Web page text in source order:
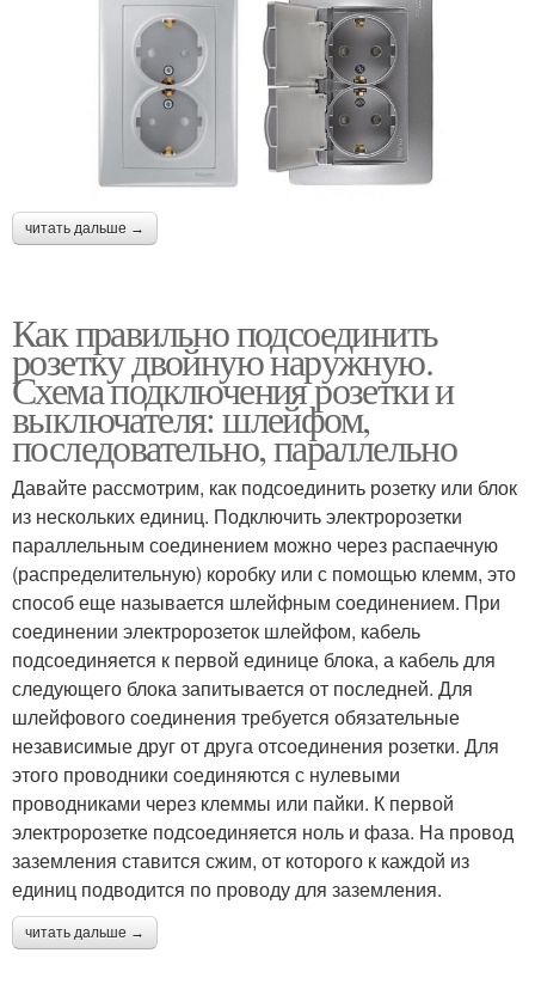
читать дальше →
Как правильно подсоединить
розетку двойную наружную.
Схема подключения розетки и
выключателя: шлейфом,
последовательно, параллельно
Давайте рассмотрим, как подсоединить розетку или блок
из нескольких единиц. Подключить электророзетки
параллельным соединением можно через распаечную
(распределительную) коробку или с помощью клемм, это
способ еще называется шлейфным соединением. При
соединении электророзеток шлейфом, кабель
подсоединяется к первой единице блока, а кабель для
следующего блока запитывается от последней. Для
шлейфового соединения требуется обязательные
независимые друг от друга отсоединения розетки. Для
этого проводники соединяются с нулевыми
проводниками через клеммы или пайки. К первой
электророзетке подсоединяется ноль и фаза. На провод
заземления ставится сжим, от которого к каждой из
единиц подводится по проводу для заземления.
читать дальше →